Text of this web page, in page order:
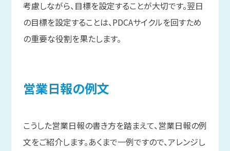
考慮しながら、目標を設定することが大切です。翌日
の目標を設定することは、PDCAサイクルを回すため
の重要な役割を果たします。
営業日報の例文
こうした営業日報の書き方を踏まえて、営業日報の例
文をご紹介します。あくまで一例ですので、アレンジし